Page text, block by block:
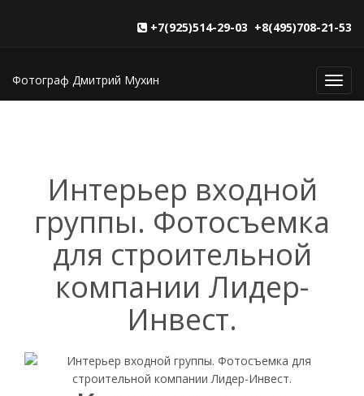
+7(925)514-29-03 +8(495)708-21-53
Фотограф Дмитрий Мухин
Интерьер входной
группы. Фотосъемка
для строительной
компании Лидер-
Инвест.